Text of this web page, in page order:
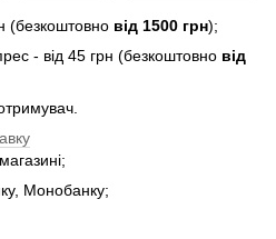
(безкоштовно від 1500 грн);
- від 45 грн (безкоштовно від
Монобанку;